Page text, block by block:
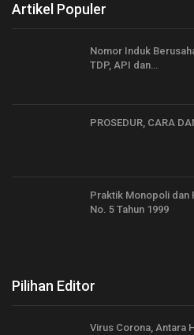
Artikel Populer
Nomor Induk
TDP, API dan…
PROSEDUR, CARA
Praktik Monopoli dan
No. 5 Tahun 1999
Pilihan Editor
Virus Corona, Antara